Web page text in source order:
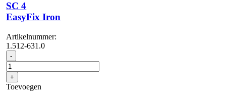
SC 4
EasyFix Iron
Artikelnummer:
1.512-631.0
- SC
4
EasyFix
Iron
aantal
+
Toevoegen